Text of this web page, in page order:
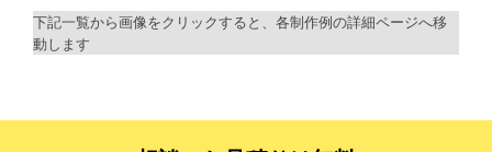
制作プランで探す
下記一覧から画像をクリックすると、各制作例の詳細ページへ移
動します